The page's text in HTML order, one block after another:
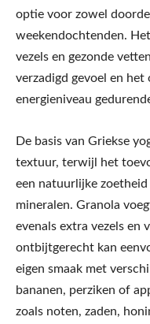
optie voor zowel
weekendochtenden.
vezels en gezonde
verzadigd gevoel en
energieniveau
De basis van Griekse
textuur, terwijl het
een natuurlijke
mineralen. Granola
evenals extra vezels en
ontbijtgerecht kan
eigen smaak met
bananen, perziken of
zoals noten, zaden,